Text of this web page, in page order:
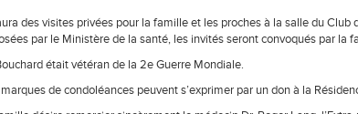
des visites privées pour la famille et les proches à la salle du Club
par le Ministère de la santé, les invités seront convoqués par la
était vétéran de la 2e Guerre Mondiale.
de condoléances peuvent s’exprimer par un don à la